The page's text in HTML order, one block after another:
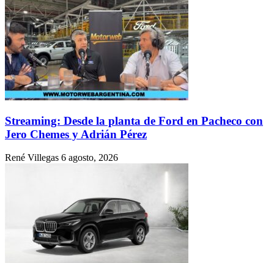
Streaming: Desde la planta de Ford en Pacheco con
Jero Chemes y Adrián Pérez
René Villegas 6 agosto, 2026